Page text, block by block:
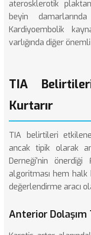
aterosklerotik
beyin
Kardiyoembolik
varlığında diğer
TIA
Kurtarır
TIA belirtileri
ancak tipik olarak
Derneği'nin önerdiği
algoritması hem halk
değerlendirme aracı
Anterior Dolaşım